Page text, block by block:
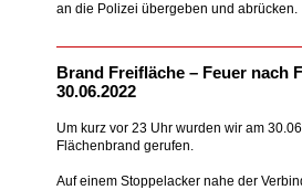
an die Polizei übergeben und abrücken.
Brand Freifläche – Feuer nach
30.06.2022
Um kurz vor 23 Uhr wurden wir am
Flächenbrand gerufen.
Auf einem Stoppelacker nahe der